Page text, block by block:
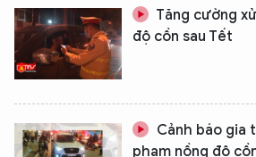
Tăng cường
độ cồn sau Tết
Cảnh báo gia
phạm nồng độ